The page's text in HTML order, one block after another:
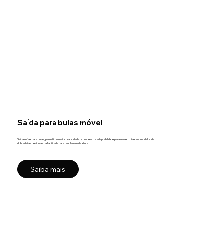
Saída para bulas móvel
Saída móvel para bulas, permitindo maior praticidade no processo e adaptabilidade para uso em diversos modelos de
dobradeiras devido a sua facilidade para regulagem de altura.
Saiba mais